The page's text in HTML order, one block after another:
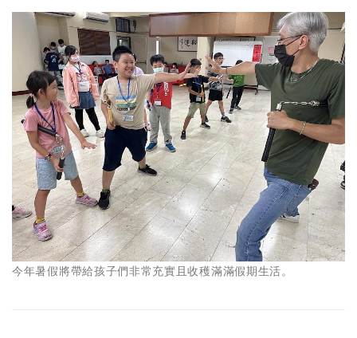
今年暑假將帶給孩子們非常充實且收穫滿滿假期生活。